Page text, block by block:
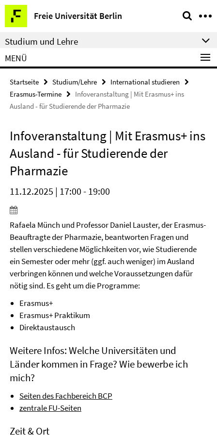
Springe
direkt
zu
Inhalt
Freie Universität Berlin
Service-
Navigation
Studium und Lehre
MENÜ
Startseite Studium/Lehre
International studieren
Erasmus-Termine
Infoveranstaltung | Mit Erasmus+ ins
Ausland - für Studierende der Pharmazie
Infoveranstaltung | Mit Erasmus+ ins
Ausland - für Studierende der
Pharmazie
11.12.2025 | 17:00 - 19:00
Rafaela Münch und Professor Daniel Lauster, der Erasmus-
Beauftragte der Pharmazie, beantworten Fragen und
stellen verschiedene Möglichkeiten vor, wie Studierende
ein Semester oder mehr (ggf. auch weniger) im Ausland
verbringen können und welche Voraussetzungen dafür
nötig sind. Es geht um die Programme:
Erasmus+
Erasmus+ Praktikum
Direktaustausch
Weitere Infos: Welche Universitäten und
Länder kommen in Frage? Wie bewerbe ich
mich?
Seiten des Fachbereich BCP
zentrale FU-Seiten
Zeit & Ort